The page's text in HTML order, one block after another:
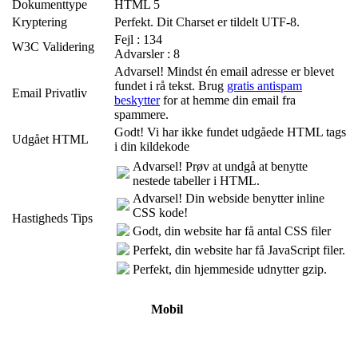
Dokumenttype
HTML 5
Kryptering
Perfekt. Dit Charset er tildelt UTF-8.
W3C Validering
Fejl : 134
Advarsler : 8
Email Privatliv
Advarsel! Mindst én email adresse er blevet
fundet i rå tekst. Brug gratis antispam
beskytterfor at hemme din email fra
spammere.
Udgået HTML
Godt! Vi har ikke fundet udgåede HTML tags
i din kildekode
Hastigheds Tips
Advarsel! Prøv at undgå at benytte
nestede tabeller i HTML.
Advarsel! Din webside benytter inline
CSS kode!
Godt, din website har få antal CSS filer
Perfekt, din website har få JavaScript filer.
Perfekt, din hjemmeside udnytter gzip.
Mobil